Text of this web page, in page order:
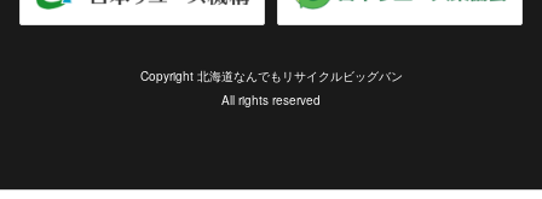
Copyright 北海道なんでもリサイクルビッグバン
All rights reserved